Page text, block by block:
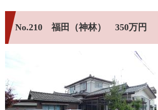
No.210 福田（神林） 350万円